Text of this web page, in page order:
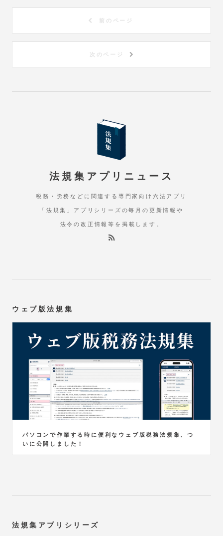
前のページ
次のページ
法規集アプリニュース
税務・労務などに関連する専門家向け六法アプリ
「法規集」アプリシリーズの毎月の更新情報や
法令の改正情報等を掲載します。
ウェブ版法規集
パソコンで作業する時に便利なウェブ版税務法規集、つ
いに公開しました！
法規集アプリシリーズ